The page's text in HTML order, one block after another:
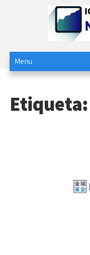
Ignacio
Mercados
Menu
Etiqueta: